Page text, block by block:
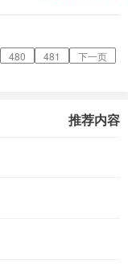
480 481 下一页
推荐内容